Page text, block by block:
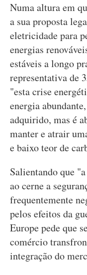
Numa altura em
a sua proposta
eletricidade para
energias
estáveis a longo
representativa de
"esta crise
energia
adquirido, mas é
manter e atrair
e baixo teor de
Salientando que
ao cerne a
frequentemente
pelos efeitos da
Europe pede que
comércio
integração do